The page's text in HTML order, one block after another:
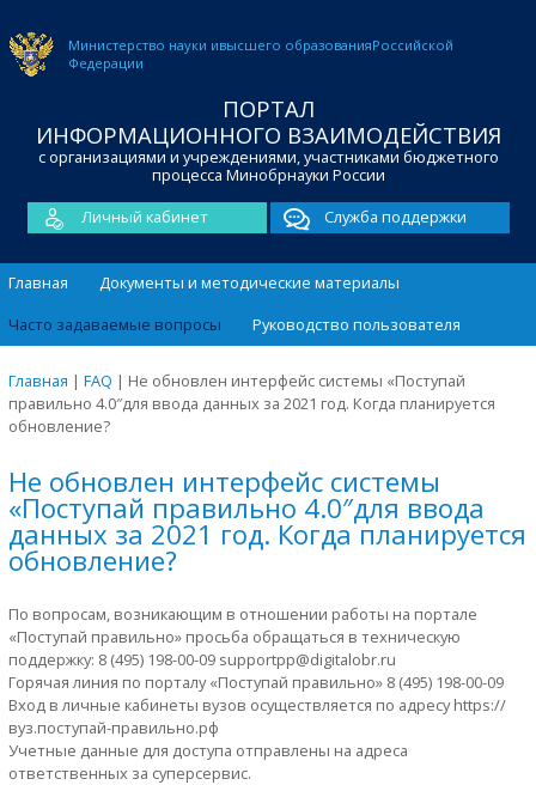
Министерство науки ивысшего образованияРоссийской
Федерации
ПОРТАЛ
ИНФОРМАЦИОННОГО ВЗАИМОДЕЙСТВИЯ
с организациями и учреждениями, участниками бюджетного
процесса Минобрнауки России
Личный кабинет
Служба поддержки
Главная
Документы и методические материалы
Часто задаваемые вопросы
Руководство пользователя
Главная | FAQ | Не обновлен интерфейс системы «Поступай
правильно 4.0″для ввода данных за 2021 год. Когда планируется
обновление?
Не обновлен интерфейс системы
«Поступай правильно 4.0″для ввода
данных за 2021 год. Когда планируется
обновление?
По вопросам, возникающим в отношении работы на портале
«Поступай правильно» просьба обращаться в техническую
поддержку: 8 (495) 198-00-09 supportpp@digitalobr.ru
Горячая линия по порталу «Поступай правильно» 8 (495) 198-00-09
Вход в личные кабинеты вузов осуществляется по адресу https://
вуз.поступай-правильно.рф
Учетные данные для доступа отправлены на адреса
ответственных за суперсервис.